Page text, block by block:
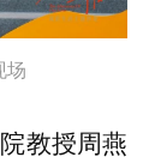
场
教授周燕